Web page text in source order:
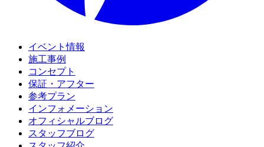
イベント情報
施工事例
コンセプト
保証・アフター
参考プラン
インフォメーション
オフィシャルブログ
スタッフブログ